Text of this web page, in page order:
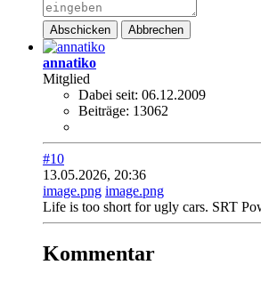
Abschicken Abbrechen
annatiko
Mitglied
Dabei seit: 06.12.2009
Beiträge: 13062
#10
13.05.2026, 20:36
image.png image.png
Life is too short for ugly cars. SRT
Kommentar